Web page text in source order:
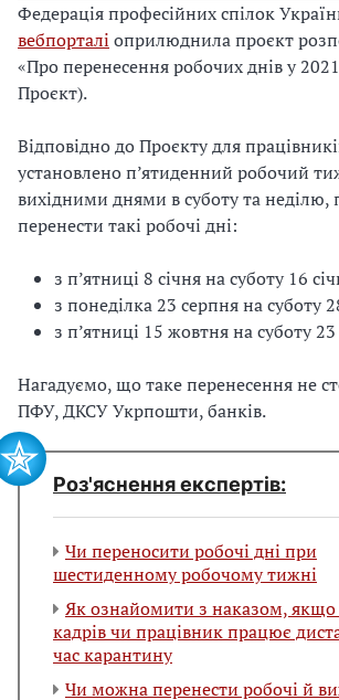
Федерація професійних спілок
вебпорталі оприлюднила проєкт
«Про перенесення робочих днів у
Проєкт).
Відповідно до Проєкту для
установлено п’ятиденний робочий
вихідними днями в суботу та неділю,
перенести такі робочі дні:
з п’ятниці 8 січня на суботу 16
з понеділка 23 серпня на суботу
з п’ятниці 15 жовтня на суботу
Нагадуємо, що таке перенесення не
ПФУ, ДКСУ Укрпошти, банків.
Роз'яснення експертів:
Чи переносити робочі дні при
шестиденному робочому тижні
Як ознайомити з наказом, якщо
кадрів чи працівник працює
час карантину
Чи можна перенести робочі й